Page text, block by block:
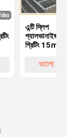
এন্টি স্লিপ
গ্যালভানাইজড
গ্রিটিং 15mm
Serrated
ভালো দাম